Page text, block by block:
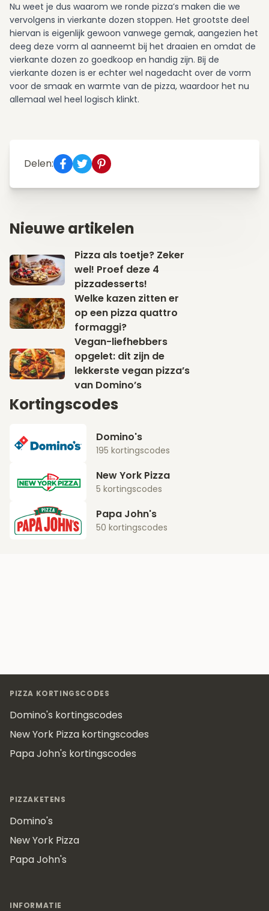
Nu weet je dus waarom we ronde pizza’s maken die we
vervolgens in vierkante dozen stoppen. Het grootste deel
hiervan is eigenlijk gewoon vanwege gemak, aangezien het
deeg deze vorm al aanneemt bij het draaien en omdat de
vierkante dozen zo goedkoop en handig zijn. Bij de
vierkante dozen is er echter wel nagedacht over de vorm
voor de smaak en warmte van de pizza, waardoor het nu
allemaal wel heel logisch klinkt.
Delen:
Nieuwe artikelen
Pizza als toetje? Zeker
wel! Proef deze 4
pizzadesserts!
Welke kazen zitten er
op een pizza quattro
formaggi?
Vegan-liefhebbers
opgelet: dit zijn de
lekkerste vegan pizza’s
van Domino’s
Kortingscodes
Domino's
195 kortingscodes
New York Pizza
5 kortingscodes
Papa John's
50 kortingscodes
PIZZA KORTINGSCODES
Domino's kortingscodes
New York Pizza kortingscodes
Papa John's kortingscodes
PIZZAKETENS
Domino's
New York Pizza
Papa John's
INFORMATIE